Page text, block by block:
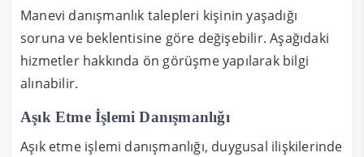
Manevi danışmanlık talepleri kişinin yaşadığı
soruna ve beklentisine göre değişebilir. Aşağıdaki
hizmetler hakkında ön görüşme yapılarak bilgi
alınabilir.
Aşık Etme İşlemi Danışmanlığı
Aşık etme işlemi danışmanlığı, duygusal ilişkilerinde